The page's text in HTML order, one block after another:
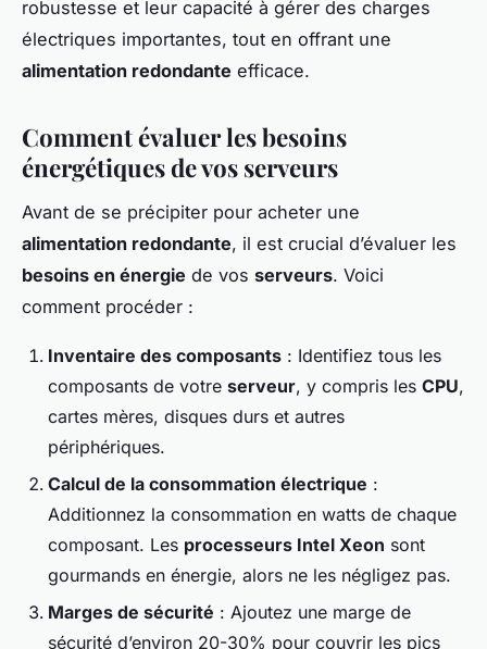
robustesse et leur capacité à gérer des charges
électriques importantes, tout en offrant une
alimentation redondante efficace.
Comment évaluer les besoins
énergétiques de vos serveurs
Avant de se précipiter pour acheter une
alimentation redondante, il est crucial d’évaluer les
besoins en énergie de vos serveurs. Voici
comment procéder :
Inventaire des composants : Identifiez tous les
composants de votre serveur, y compris les CPU,
cartes mères, disques durs et autres
périphériques.
Calcul de la consommation électrique :
Additionnez la consommation en watts de chaque
composant. Les processeurs Intel Xeon sont
gourmands en énergie, alors ne les négligez pas.
Marges de sécurité : Ajoutez une marge de
sécurité d’environ 20-30% pour couvrir les pics